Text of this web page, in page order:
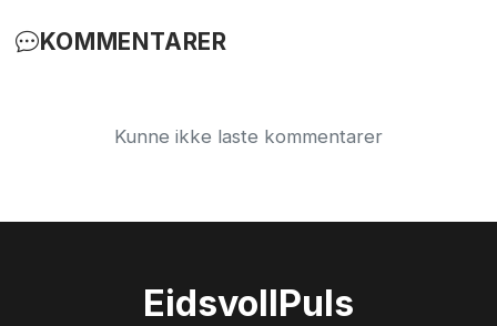
KOMMENTARER
Kunne ikke laste kommentarer
EidsvollPuls